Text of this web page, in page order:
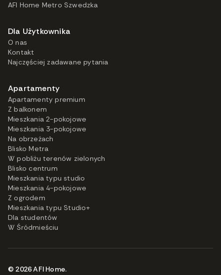
AFI Home Metro Szwedzka
Dla Użytkownika
O nas
Kontakt
Najczęściej zadawane pytania
Apartamenty
Apartamenty premium
Z balkonem
Mieszkania 2-pokojowe
Mieszkania 3-pokojowe
Na obrzeżach
Blisko Metra
W pobliżu terenów zielonych
Blisko centrum
Mieszkania typu studio
Mieszkania 4-pokojowe
Z ogrodem
Mieszkania typu Studio+
Dla studentów
W Śródmieściu
© 2026 AFI Home.